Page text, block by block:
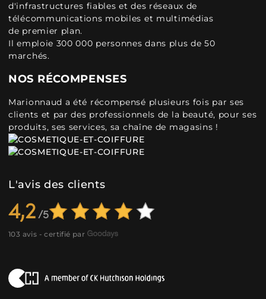
d'infrastructures fiables et des réseaux de
télécommunications mobiles et multimédias
de premier plan.
Il emploie 300 000 personnes dans plus de 50
marchés.
NOS RÉCOMPENSES
Marionnaud a été récompensé plusieurs fois par ses
clients et par des professionnels de la beauté, pour ses
produits, ses services, sa chaîne de magasins !
L'avis des clients
4,2
103 avis - certifié par